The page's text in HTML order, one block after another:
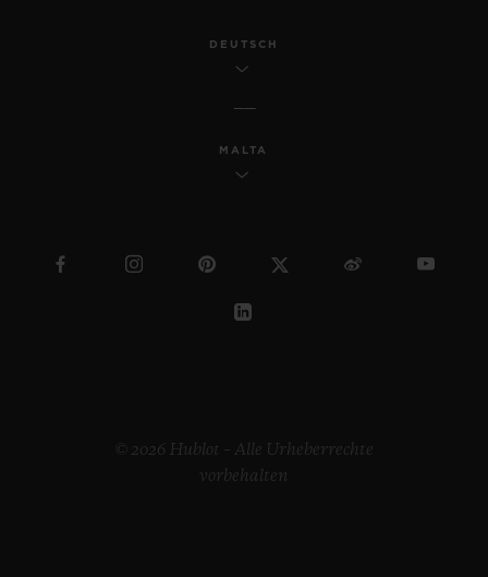
DEUTSCH
MALTA
© 2026 Hublot – Alle Urheberrechte
vorbehalten